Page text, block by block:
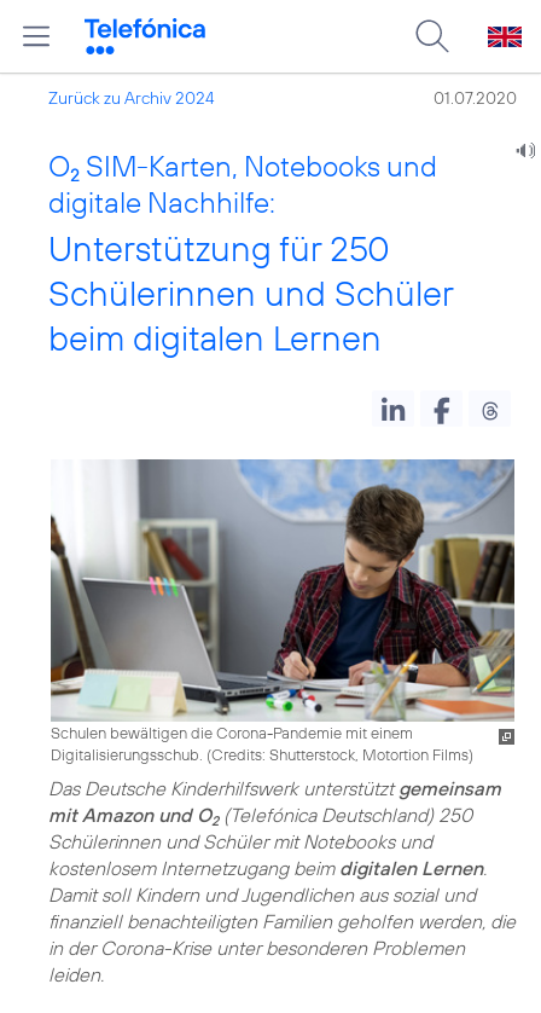
Zurück zu Archiv 2024 01.07.2020
O2 SIM-Karten, Notebooks und
digitale Nachhilfe:
Unterstützung für 250
Schülerinnen und Schüler
beim digitalen Lernen
Schulen bewältigen die Corona-Pandemie mit einem
Digitalisierungsschub. (Credits: Shutterstock, Motortion Films)
Das Deutsche Kinderhilfswerk unterstütztgemeinsam
mit Amazon und O2(Telefónica Deutschland) 250
Schülerinnen und Schüler mit Notebooks und
kostenlosem Internetzugang beim digitalen Lernen.
Damit soll Kindern und Jugendlichen aus sozial und
finanziell benachteiligten Familien geholfen werden, die
in der Corona-Krise unter besonderen Problemen
leiden.